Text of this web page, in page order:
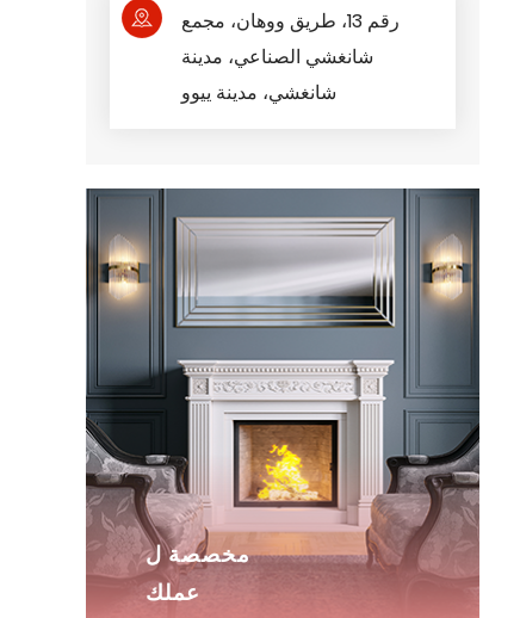
رقم 13، طريق ووهان، مجمع
شانغشي الصناعي، مدينة
شانغشي، مدينة ييوو
مخصصة ل
عملك